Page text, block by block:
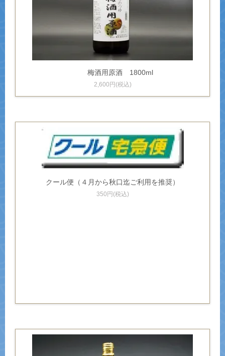
梅酒用原酒 1800ml
2,600円(税込)
クール便（４月から秋口迄ご利用を推奨）
350円(税込)